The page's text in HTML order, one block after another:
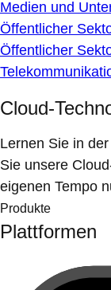
Medien und
Öffentlicher
Öffentlicher
Cloud-
Lernen Sie in
Sie unsere
eigenen Tempo
Produkte
Plattformen